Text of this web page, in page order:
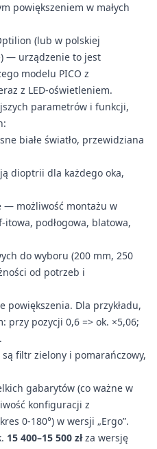
powiększeniem w małych
(lub w polskiej
— urządzenie to jest
modelu PICO z
z LED-oświetleniem.
parametrów i funkcji,
białe światło, przewidziana
dioptrii dla każdego oka,
— możliwość montażu w
podłogowa, blatowa,
do wyboru (200 mm, 250
od potrzeb i
powiększenia. Dla przykładu,
przy pozycji 0,6 => ok. ×5,06;
filtr zielony i pomarańczowy,
gabarytów (co ważne w
konfiguracji z
0-180°) w wersji „Ergo”.
15 400–15 500 złza wersję